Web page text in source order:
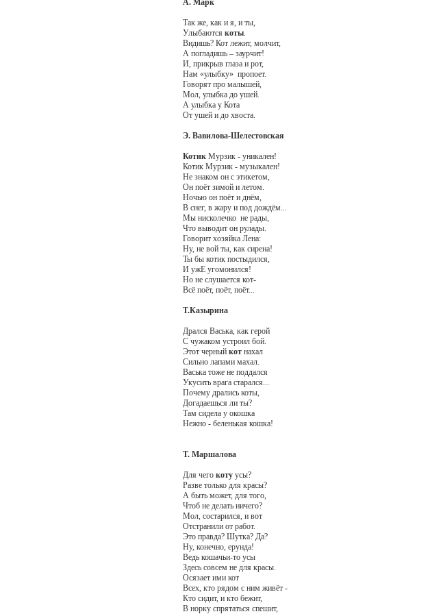
А. Марк
Так же, как и я, и ты,
Улыбаютсякоты.
Видишь? Кот лежит, молчит,
А погладишь – заурчит!
И, прикрыв глаза и рот,
Нам «улыбку» пропоет.
Говорят про малышей,
Мол, улыбка до ушей.
А улыбка у Кота
От ушей и до хвоста.
Э. Вавилова-Шелестовская
Котик Мурзик - уникален!
Котик Мурзик - музыкален!
Не знаком он с этикетом,
Он поёт зимой и летом.
Ночью он поёт и днём,
В снег, в жару и под дождём...
Мы нисколечко не рады,
Что выводит он рулады.
Говорит хозяйка Лена:
Ну, не вой ты, как сирена!
Ты бы котик постыдился,
И ужЕ угомонился!
Но не слушается кот-
Всё поёт, поёт, поёт...
Т.Казырина
Дрался Васька, как герой
С чужаком устроил бой.
Этот черныйкот нахал
Сильно лапами махал.
Васька тоже не поддался
Укусить врага старался...
Почему дрались коты,
Догадаешься ли ты?
Там сидела у окошка
Нежно - беленькая кошка!
Т. Маршалова
Для чегокоту усы?
Разве только для красы?
А быть может, для того,
Чтоб не делать ничего?
Мол, состарился, и вот
Отстранили от работ.
Это правда? Шутка? Да?
Ну, конечно, ерунда!
Ведь кошачьи-то усы
Здесь совсем не для красы.
Осязает ими кот
Всех, кто рядом с ним живёт -
Кто сидит, и кто бежит,
В норку спрятаться спешит,